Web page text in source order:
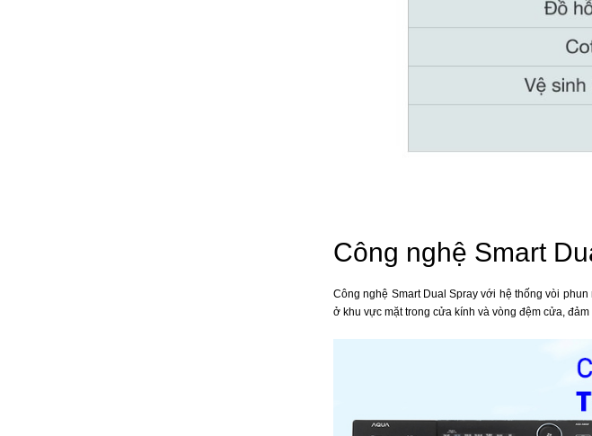
Công nghệ Smart
Công nghệ Smart Dual Spray với hệ thống vòi
ở khu vực mặt trong cửa kính và vòng đệm cửa,